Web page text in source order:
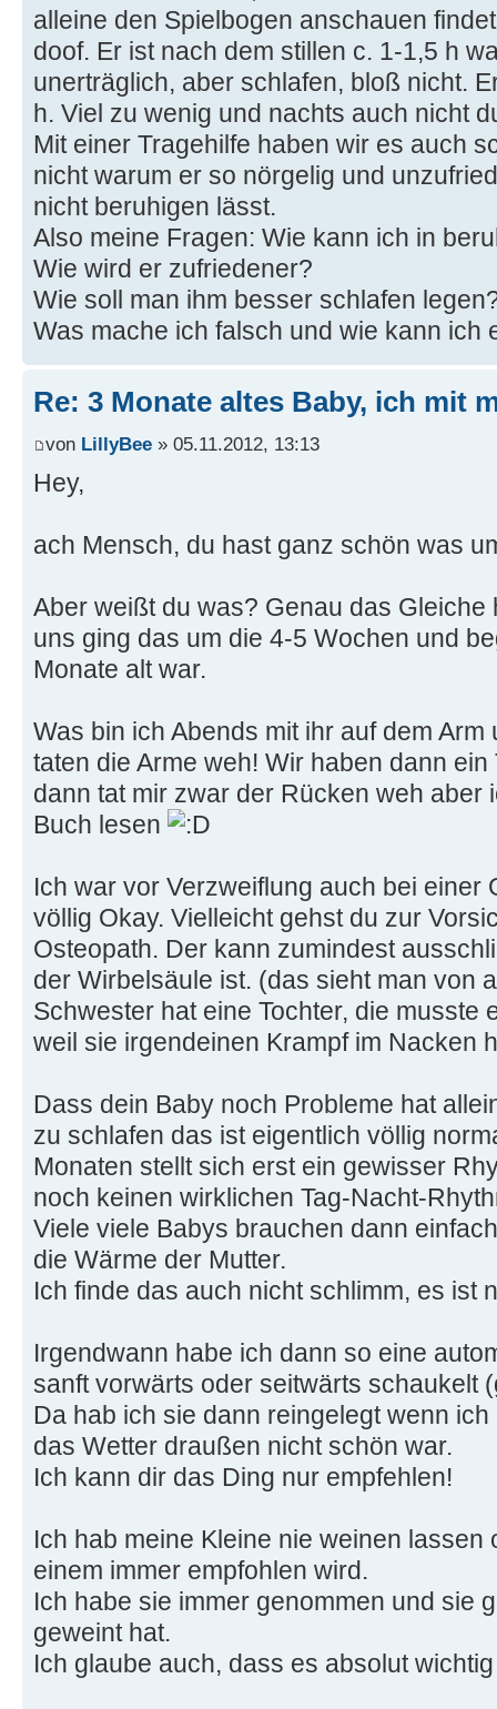
alleine den Spielbogen anschauen
doof. Er ist nach dem stillen c. 1-1,5 h
unerträglich, aber schlafen, bloß nicht.
h. Viel zu wenig und nachts auch nicht
Mit einer Tragehilfe haben wir es auch
nicht warum er so nörgelig und
nicht beruhigen lässt.
Also meine Fragen: Wie kann ich in
Wie wird er zufriedener?
Wie soll man ihm besser schlafen
Was mache ich falsch und wie kann ich
Re: 3 Monate altes Baby, ich mit
von LillyBee » 05.11.2012, 13:13
Hey,
ach Mensch, du hast ganz schön was
Aber weißt du was? Genau das
uns ging das um die 4-5 Wochen und
Monate alt war.
Was bin ich Abends mit ihr auf dem
taten die Arme weh! Wir haben dann
dann tat mir zwar der Rücken weh aber
Buch lesen
Ich war vor Verzweiflung auch bei einer
völlig Okay. Vielleicht gehst du zur
Osteopath. Der kann zumindest
der Wirbelsäule ist. (das sieht man von
Schwester hat eine Tochter, die musste
weil sie irgendeinen Krampf im Nacken
Dass dein Baby noch Probleme hat
zu schlafen das ist eigentlich völlig
Monaten stellt sich erst ein gewisser
noch keinen wirklichen Tag-Nacht-
Viele viele Babys brauchen dann
die Wärme der Mutter.
Ich finde das auch nicht schlimm, es ist
Irgendwann habe ich dann so eine
sanft vorwärts oder seitwärts schaukelt
Da hab ich sie dann reingelegt wenn
das Wetter draußen nicht schön war.
Ich kann dir das Ding nur empfehlen!
Ich hab meine Kleine nie weinen lassen
einem immer empfohlen wird.
Ich habe sie immer genommen und sie
geweint hat.
Ich glaube auch, dass es absolut